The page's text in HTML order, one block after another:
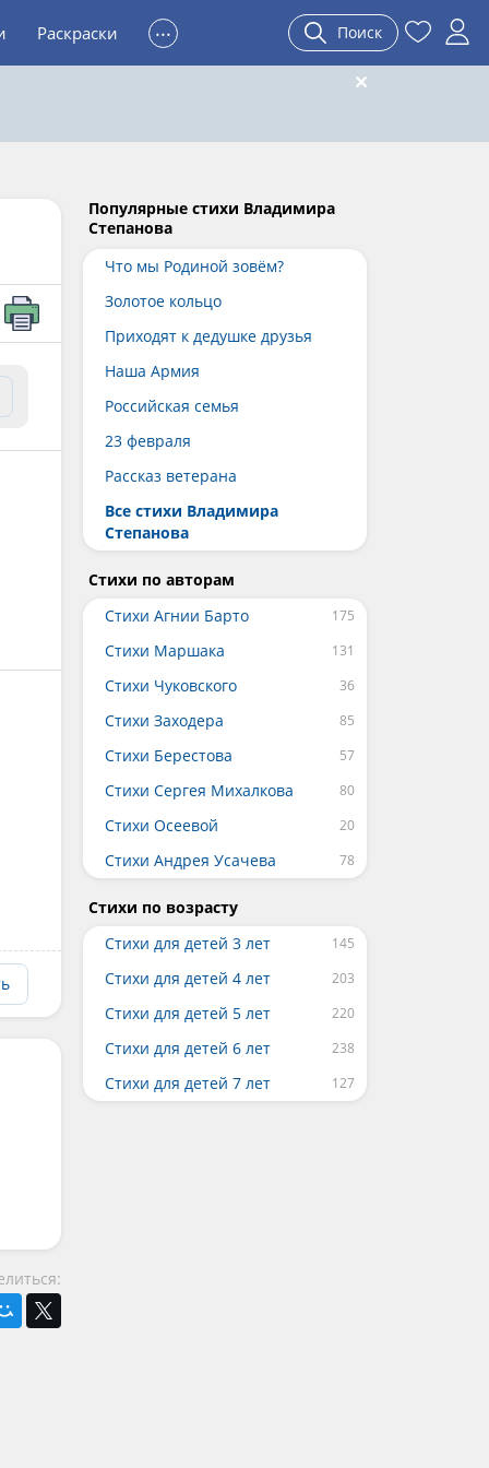
Раскраски ... Поиск
Популярные стихи Владимира
Степанова
Что мы Родиной зовём?
Золотое кольцо
Приходят к дедушке друзья
Наша Армия
Российская семья
23 февраля
Рассказ ветерана
Все стихи Владимира
Степанова
Стихи по авторам
Стихи Агнии Барто
Стихи Маршака
Стихи Чуковского
Стихи Заходера
Стихи Берестова
Стихи Сергея Михалкова
Стихи Осеевой
Стихи Андрея Усачева
Стихи по возрасту
Стихи для детей 3 лет
Стихи для детей 4 лет
Стихи для детей 5 лет
Стихи для детей 6 лет
Стихи для детей 7 лет